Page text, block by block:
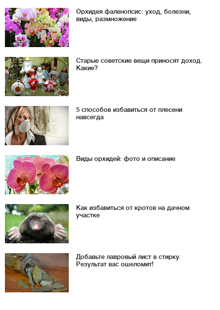
Орхидея фаленопсис: уход, болезни,
виды, размножение
Старые советские вещи приносят доход.
Какие?
5 способов избавиться от плесени
навсегда
Виды орхидей: фото и описание
Как избавиться от кротов на дачном
участке
Добавьте лавровый лист в стирку.
Результат вас ошеломит!